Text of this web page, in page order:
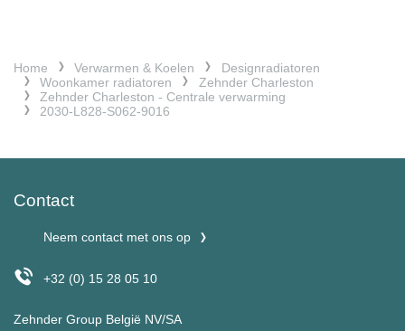
Home Verwarmen & Koelen
Designradiatoren
Woonkamer radiatoren
Zehnder Charleston
Zehnder Charleston - Centrale verwarming
2030-L828-S062-9016
Contact
Neem contact met ons op
+32 (0) 15 28 05 10
Zehnder Group België NV/SA